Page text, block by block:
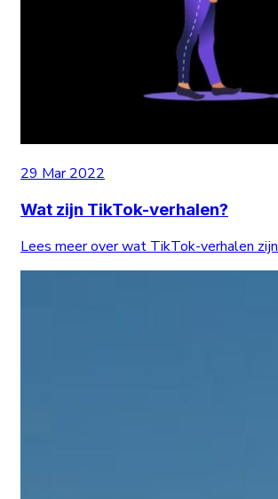
29 Mar 2022
Wat zijn TikTok-verhalen?
Lees meer over wat TikTok-verhalen zijn